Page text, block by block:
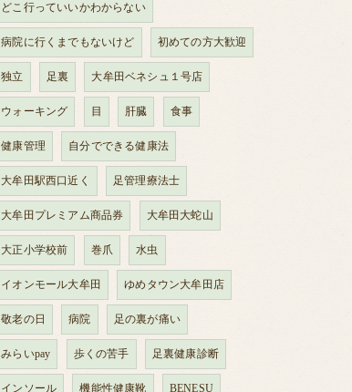
どこ行っていいかわからない
病院に行くまでもないけど 初めての方大歓迎
独立 足裏 大牟田ベネシュ１号店
ウォーキング 目 肝臓 食事
健康管理 自分でできる健康法
大牟田駅西口近く 足管理療法士
大牟田プレミアム商品券 大牟田大蛇山
大正小学校前 巻爪 水虫
イオンモール大牟田 ゆめタウン大牟田店
敬老の日 病院 足の裏が痛い
みらいpay 歩くの苦手 足裏健康診断
インソール 機能性健康靴 BENESU